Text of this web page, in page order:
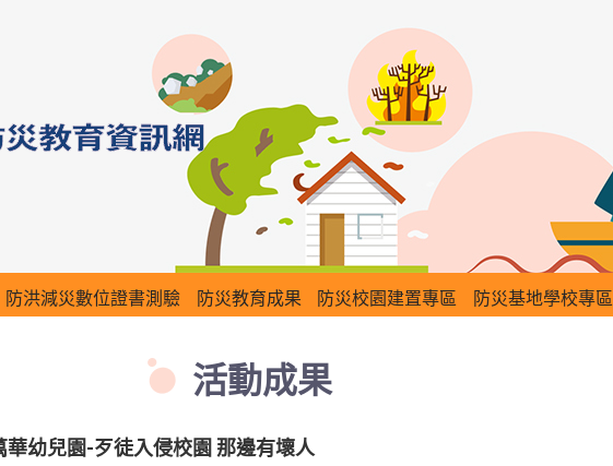
防洪減災數位證書測驗 防災教育成果 防災校園建置專區 防災基地學校專區
活動成果
幼兒園-歹徒入侵校園 那邊有壞人